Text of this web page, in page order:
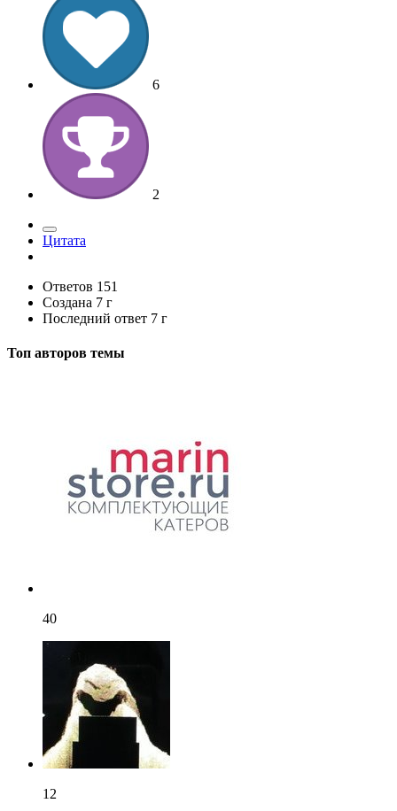
6
2
Цитата
Ответов 151
Создана 7 г
Последний ответ 7 г
Топ авторов темы
40
12